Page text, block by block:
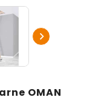

OMAN